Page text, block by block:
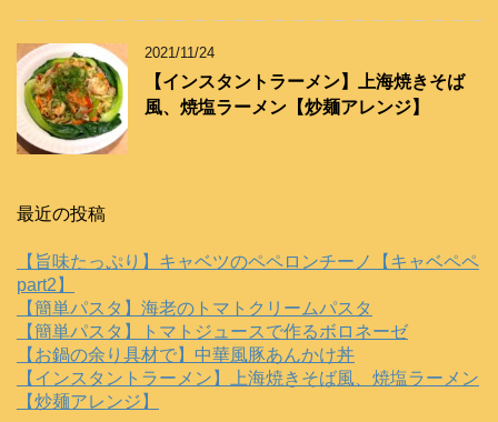
2021/11/24
【インスタントラーメン】上海焼きそば
風、焼塩ラーメン【炒麺アレンジ】
最近の投稿
【旨味たっぷり】キャベツのペペロンチーノ【キャベペペ
part2】
【簡単パスタ】海老のトマトクリームパスタ
【簡単パスタ】トマトジュースで作るボロネーゼ
【お鍋の余り具材で】中華風豚あんかけ丼
【インスタントラーメン】上海焼きそば風、焼塩ラーメン
【炒麺アレンジ】